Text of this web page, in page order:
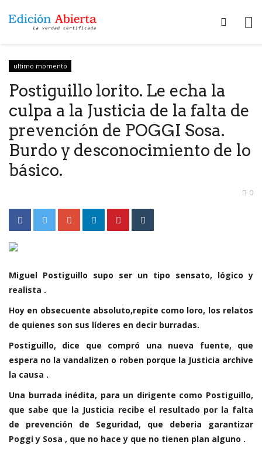
ultimo momento
Postiguillo lorito. Le echa la
culpa a la Justicia de la falta de
prevención de POGGI Sosa.
Burdo y desconocimiento de lo
básico.
0
Miguel Postiguillo supo ser un tipo sensato, lógico y
realista .
Hoy en obsecuente absoluto,repite como loro, los relatos
de quienes son sus líderes en decir burradas.
Postiguillo, dice que compró una nueva fuente, que
espera no la vandalizen o roben porque la Justicia archive
la causa .
Una burrada inédita, para un dirigente como Postiguillo,
que sabe que la Justicia recibe el resultado por la falta
de prevención de Seguridad, que deberia garantizar
Poggi y Sosa , que no hace y que no tienen plan alguno .